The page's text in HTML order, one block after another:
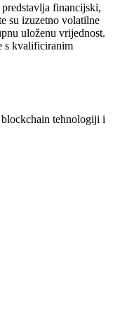
financijski,
su izuzetno volatilne
uloženu vrijednost.
s kvalificiranim
tehnologiji i